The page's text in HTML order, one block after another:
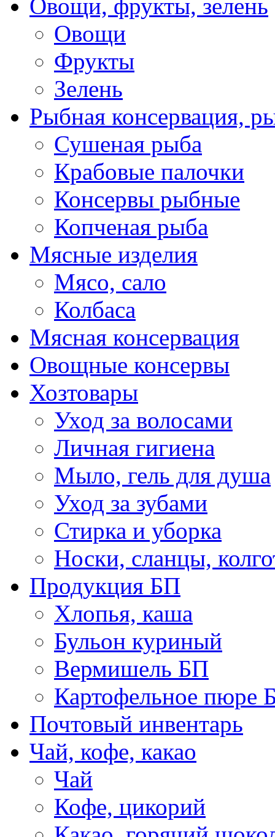
Овощи, фрукты, зелень
Овощи
Фрукты
Зелень
Рыбная консервация,
Сушеная рыба
Крабовые палочки
Консервы рыбные
Копченая рыба
Мясные изделия
Мясо, сало
Колбаса
Мясная консервация
Овощные консервы
Хозтовары
Уход за волосами
Личная гигиена
Мыло, гель для душа
Уход за зубами
Стирка и уборка
Носки, сланцы,
Продукция БП
Хлопья, каша
Бульон куриный
Вермишель БП
Картофельное пюре
Почтовый инвентарь
Чай, кофе, какао
Чай
Кофе, цикорий